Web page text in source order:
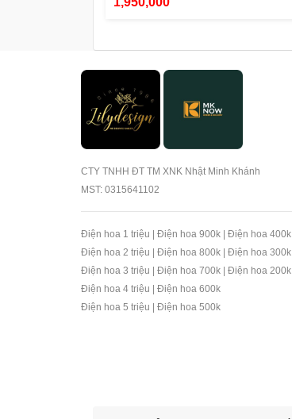
CTY TNHH ĐT TM XNK Nhật Minh Khánh
MST: 0315641102
Điện hoa 1 triệu Điện hoa 900k
Điện hoa 400k
Điện hoa 2 triệu
Điện hoa 800k
Điện hoa 300k
Điện hoa 3 triệu
Điện hoa 700k
Điện hoa 200k
Điện hoa 4 triệu
Điện hoa 600k
Điện hoa 5 triệu
Điện hoa 500k